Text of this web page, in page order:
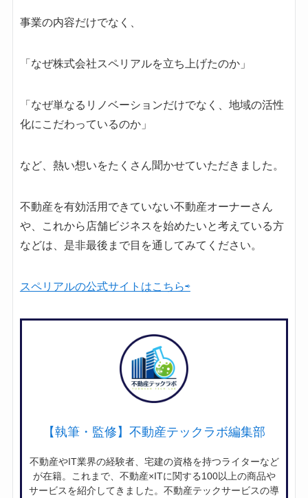
事業の内容だけでなく、
「なぜ株式会社スペリアルを立ち上げたのか」
「なぜ単なるリノベーションだけでなく、地域の活性
化にこだわっているのか」
など、熱い想いをたくさん聞かせていただきました。
不動産を有効活用できていない不動産オーナーさん
や、これから店舗ビジネスを始めたいと考えている方
などは、是非最後まで目を通してみてください。
スペリアルの公式サイトはこちら⇨
【執筆・監修】不動産テックラボ編集部
不動産やIT業界の経験者、宅建の資格を持つライターなど
が在籍。これまで、不動産×ITに関する100以上の商品や
サービスを紹介してきました。不動産テックサービスの導